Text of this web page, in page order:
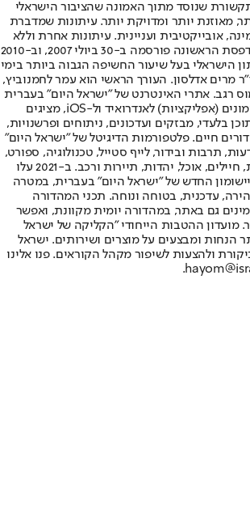
שנוסד מתוך האמונה שהציבור הישראלי
מאוזנת יותר ומדויקת יותר. עיתונות שמדברת
אובייקטיבית ועניינית. עיתונות אחרת וללא
תשלום. המהדורה המודפסת הראשונה פורסמה ב-30 ביולי 2007, וב-2010
הישראלי בעל שיעור החשיפה הגבוה ביותר בימי
מרים אדלסון. העורך הראשי הוא עמר לחמנוביץ,
רגב. אתרי האינטרנט של "ישראל היום" בעברית
ובאנגלית, כמו כן היישומונים (אפליקציות) לאנדרואיד ול-iOS, מציגים
בלעדי, מבזקים ועדכונים, ניתוחים ופרשנויות,
חיים. פלטפורמות הדיגיטל של "ישראל היום"
תרבות ובידור, לייף סטייל, טכנולוגיה, ספורט,
כלכלה וצרכנות, בריאות, חיילים, אוכל, יהדות, תיירות ורכב. ב-2021 עלו
החדש של "ישראל היום" בעברית, במטרה
עדכנית, בטוחה ונוחה. תכני המהדורה
גם באתר, במהדורה יומית מקוונת, ואפשר
מועדון ההטבות הייחודי "הקליקה של ישראל
הנחות ומבצעים על מוצרים ושירותים. ישראל
ולהצעות לשיפור מקהל הקוראים. פנו אלינו